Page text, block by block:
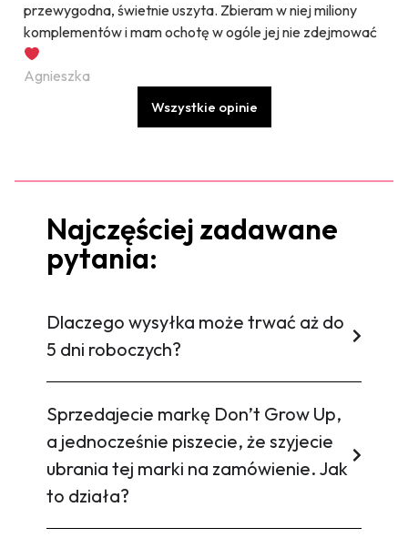
przewygodna, świetnie uszyta. Zbieram w niej miliony
komplementów i mam ochotę w ogóle jej nie zdejmować
Agnieszka
Wszystkie opinie
Najczęściej zadawane
pytania:
Dlaczego wysyłka może trwać aż do
5 dni roboczych?
Sprzedajecie markę Don’t Grow Up,
a jednocześnie piszecie, że szyjecie
ubrania tej marki na zamówienie. Jak
to działa?